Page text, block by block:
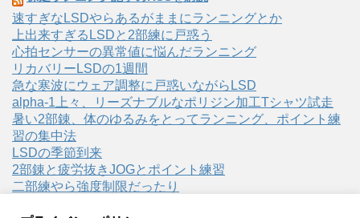
速すぎなLSDやらあるがままにランニングとか
上出来すぎるLSDと2部練に戸惑う
心拍センサーの異常値に悩んだランニング
リカバリーLSDの1週間
急な寒波にウェア調整に戸惑いながらLSD
alpha-1上々、リーズナブルなポリジン加工Tシャツ試走
暑い2部錬、体のゆるみをとってランニング、ポイント練
習の集中法
LSDの季節到来
2部錬と疲労抜きJOGとポイント練習
二部練やら強度制限だったり